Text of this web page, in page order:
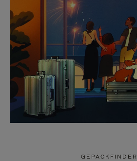
GEPÄCKFINDER